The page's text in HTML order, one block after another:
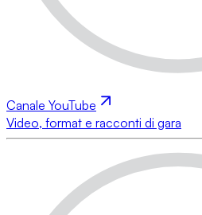
Canale YouTube
Video, format e racconti di gara